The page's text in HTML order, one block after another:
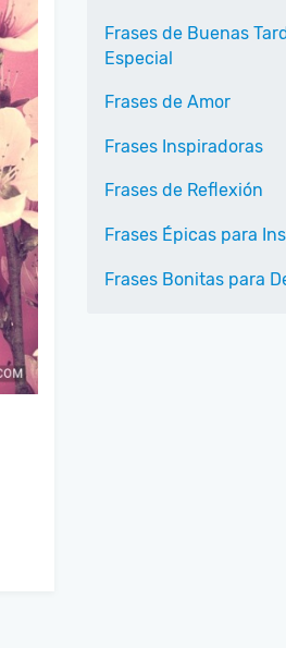
Frases de Buenas
Especial
Frases de Amor
Frases Inspiradoras
Frases de Reflexión
Frases Épicas para
Frases Bonitas para